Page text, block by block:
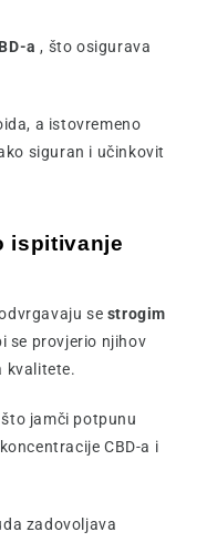
a , što osigurava
a istovremeno
siguran i učinkovit
ispitivanje
se strogim
se provjerio njihov
kvalitete.
jamči potpunu
CBD-a i
zadovoljava